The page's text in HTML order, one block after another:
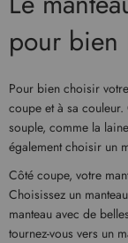
pour bien
Pour bien choisir
coupe et à sa
souple, comme la
également choisir un
Côté coupe, votre
Choisissez un
manteau avec de
tournez-vous vers un